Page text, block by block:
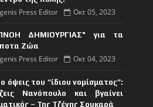
Press Editor Οκτ 05, 2023
ΔΗΜΙΟΥΡΓΙΑΣ" για τα
Ζώα
Press Editor Οκτ 04, 2023
όψεις του “ίδιου νομίσματος”:
Νανόπουλο και βγαίνει
– Της Τζένης Σουκαρά